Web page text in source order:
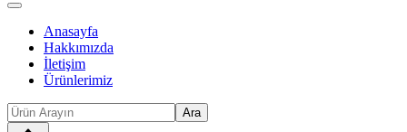
Anasayfa
Hakkımızda
İletişim
Ürünlerimiz
Ara